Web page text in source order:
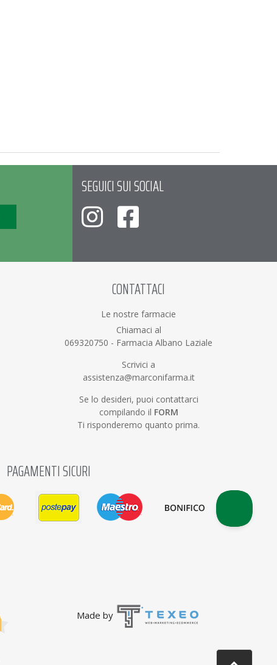
SEGUICI SUI SOCIAL
CONTATTACI
Le nostre farmacie
Chiamaci al
069320750 - Farmacia Albano Laziale
Scrivici a
assistenza@marconifarma.it
Se lo desideri, puoi contattarci
compilando il FORM
Ti risponderemo quanto prima.
PAGAMENTI SICURI
Made by